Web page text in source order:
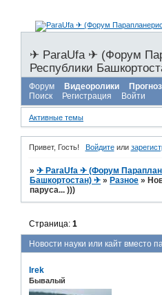
✈ ParaUfa ✈ (Форум
Республики
Форум Видеоролики
Поиск
Регистрация Войти
Активные темы
Привет, Гость! Войдитеили
»✈ ParaUfa ✈ (Форум
Башкортостан) ✈ » Разное »
паруса... )))
Новости науки или кайт вместо
Страница:1
Irek
Бывалый